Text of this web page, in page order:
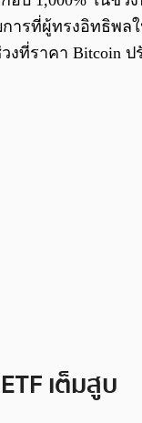
ารที่ผู้ทรงอิทธิพล
งที่ราคา Bitcoin ป
เต็มสูบ